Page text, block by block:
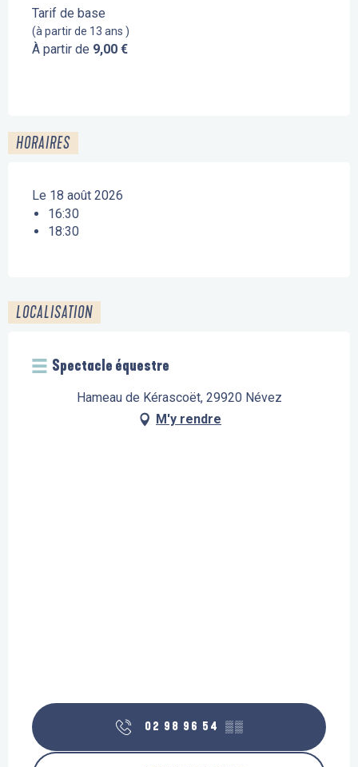
Tarif de base
(à partir de 13 ans )
À partir de 9,00 €
HORAIRES
Le 18 août 2026
16:30
18:30
LOCALISATION
Spectacle équestre
Hameau de Kérascoët, 29920 Névez
M'y rendre
02 98 96 54 ▒▒